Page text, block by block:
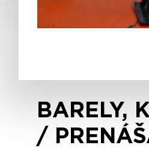
BARELY,
/